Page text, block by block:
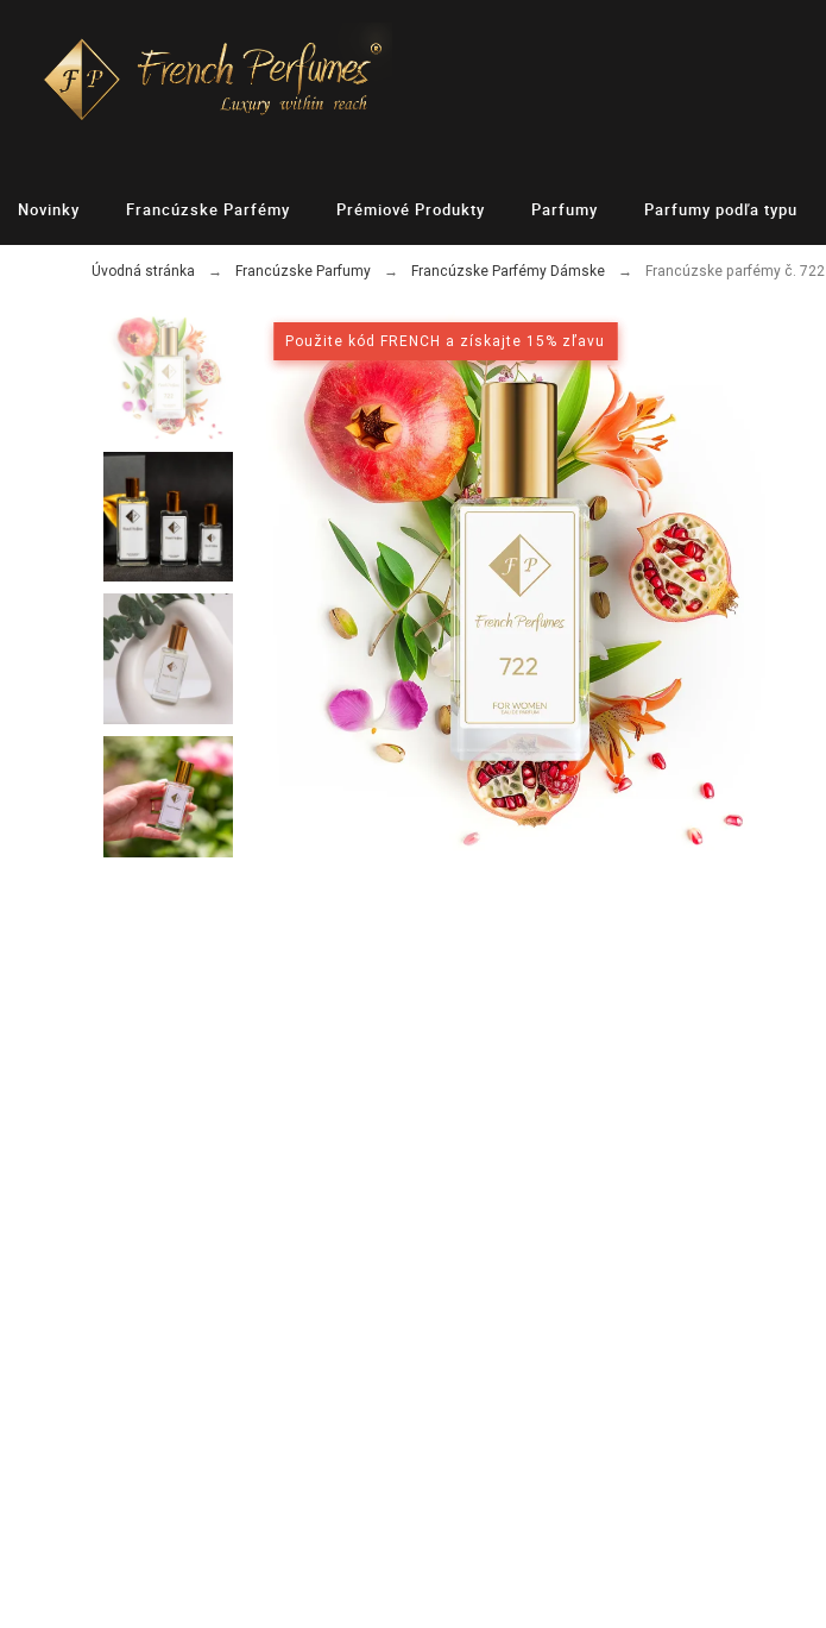
Novinky Francúzske Parfémy Prémiové Produkty Parfumy Parfumy podľa typu
Úvodná stránka Francúzske Parfumy Francúzske Parfémy Dámske Francúzske parfémy č. 722
Použite kód FRENCH a získajte 15% zľavu
Použite kód FRENCH a získajte 15% zľavu